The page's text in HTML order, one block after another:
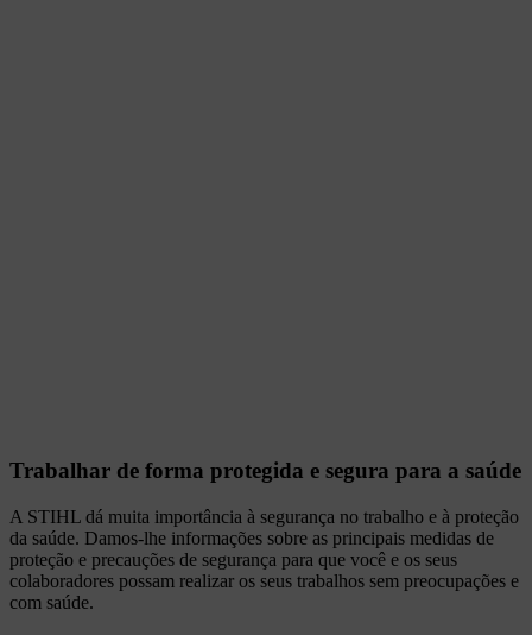
Trabalhar de forma protegida e segura para a saúde
A STIHL dá muita importância à segurança no trabalho e à proteção
da saúde. Damos-lhe informações sobre as principais medidas de
proteção e precauções de segurança para que você e os seus
colaboradores possam realizar os seus trabalhos sem preocupações e
com saúde.